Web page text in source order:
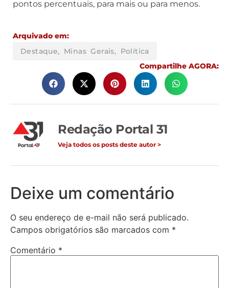
pontos percentuais, para mais ou para menos.
Arquivado em:
Destaque, Minas Gerais, Política
Compartilhe AGORA:
Redação Portal 31
Veja todos os posts deste autor >
Deixe um comentário
O seu endereço de e-mail não será publicado.
Campos obrigatórios são marcados com *
Comentário *